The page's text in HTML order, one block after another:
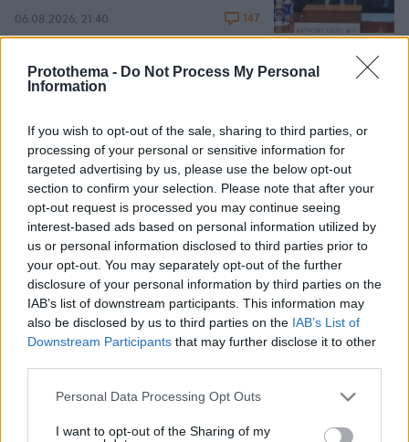
Protothema - Do Not Process My Personal
Information
If you wish to opt-out of the sale, sharing to third parties, or
processing of your personal or sensitive information for
targeted advertising by us, please use the below opt-out
section to confirm your selection. Please note that after your
opt-out request is processed you may continue seeing
interest-based ads based on personal information utilized by
us or personal information disclosed to third parties prior to
your opt-out. You may separately opt-out of the further
disclosure of your personal information by third parties on the
IAB’s list of downstream participants. This information may
also be disclosed by us to third parties on the IAB’s List of
Downstream Participants that may further disclose it to other
Please note that this website/app uses one or more Google
not limited to your visit or usage behaviour. You may click to
Personal Data Processing Opt Outs
I want to opt-out of the Sharing of my
06.08.2026, 21:40 147
Αποχωρούν ακόμη δύο στελέχη από το
κόμμα της Καρυστιανού,
06.08.2026, 21:16 51
Games
Northern Heights